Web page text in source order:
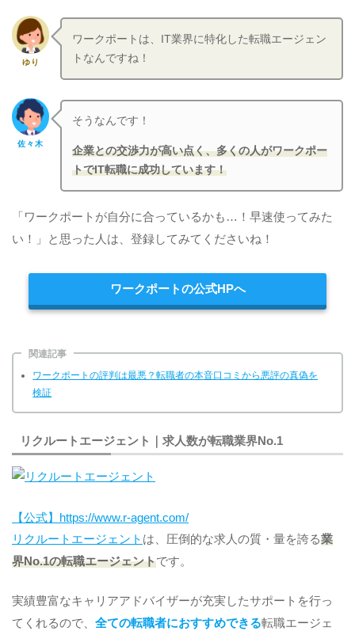
ゆり
ワークポートは、IT業界に特化した転職エージェン
トなんですね！
佐々木
そうなんです！
企業との交渉力が高い点く、多くの人がワークポー
トでIT転職に成功しています！
「ワークポートが自分に合っているかも…！早速使ってみた
い！」と思った人は、登録してみてくださいね！
ワークポートの公式HPへ
関連記事
ワークポートの評判は最悪？転職者の本音口コミから悪評の真偽を
検証
リクルートエージェント｜求人数が転職業界No.1
【公式】https://www.r-agent.com/
リクルートエージェント は、圧倒的な求人の質・量を誇る業
界No.1の転職エージェントです。
実績豊富なキャリアアドバイザーが充実したサポートを行っ
てくれるので、 全ての転職者におすすめできる転職エージェ